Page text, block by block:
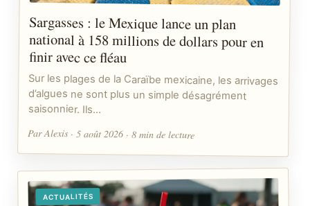
Sargasses : le Mexique lance un plan
national à 158 millions de dollars pour en
finir avec ce fléau
Sur les plages de la Caraïbe mexicaine, les arrivages
d’algues ne sont plus un simple désagrément
saisonnier. Ils…
Par Alexis · 5 août 2026 · 8 min de lecture
ACTUALITÉS